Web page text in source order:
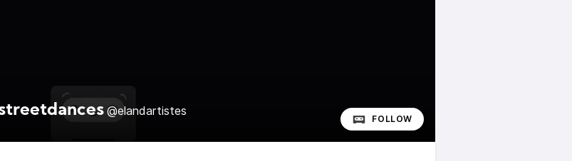
@elandartistes
FOLLOW